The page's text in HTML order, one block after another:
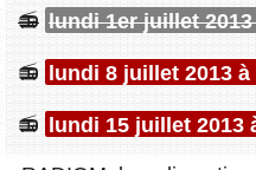
lundi 1er juillet 2013
lundi 8 juillet 2013 à
lundi 15 juillet 2013